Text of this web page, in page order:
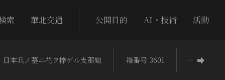
索 華北交通 公開目的 AI・技術 活動
日本兵ノ墓ニ花ヲ捧ゲル支那娘 箱番号 3601 −